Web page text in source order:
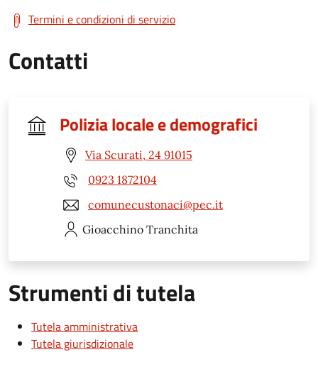
Termini e condizioni di servizio
Contatti
Polizia locale e demografici
Via Scurati, 24 91015
0923 1872104
comunecustonaci@pec.it
Gioacchino Tranchita
Strumenti di tutela
Tutela amministrativa
Tutela giurisdizionale